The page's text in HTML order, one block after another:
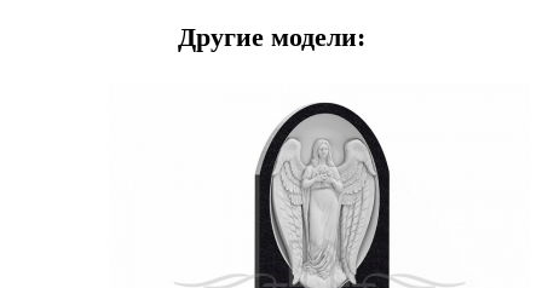
Другие модели: